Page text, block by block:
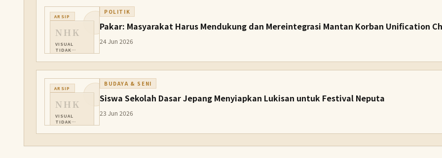
ARSIP
NHK
VISUAL
TIDAK
TERSEDIA
POLITIK
Pakar: Masyarakat Harus Mendukung dan Mereintegrasi Mantan Korban Unification
24 Jun 2026
ARSIP
NHK
VISUAL
TIDAK
TERSEDIA
BUDAYA & SENI
Siswa Sekolah Dasar Jepang Menyiapkan Lukisan untuk Festival Neputa
23 Jun 2026